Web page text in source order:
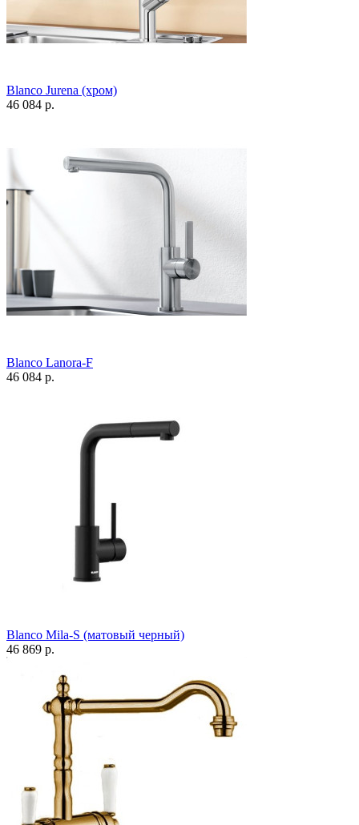
Blanco Jurena (хром)
46 084 р.
Blanco Lanora-F
46 084 р.
Blanco Mila-S (матовый черный)
46 869 р.